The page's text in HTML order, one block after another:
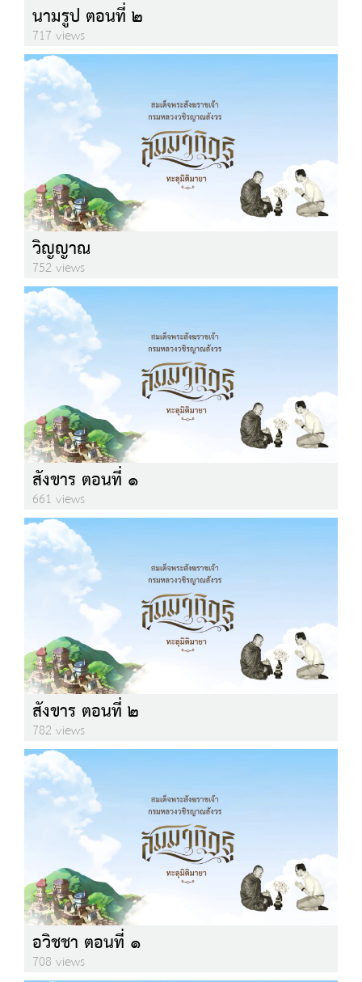
นามรูป ตอนที่ ๒
717 views
วิญญาณ
752 views
สังขาร ตอนที่ ๑
661 views
สังขาร ตอนที่ ๒
782 views
อวิชชา ตอนที่ ๑
708 views